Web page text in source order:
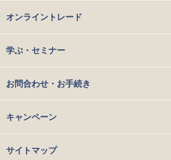
オンライントレード
学ぶ・セミナー
お問合わせ・お手続き
キャンペーン
サイトマップ